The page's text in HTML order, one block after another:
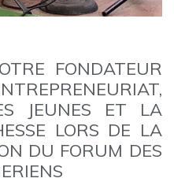
FONDATEUR
JEUNES ET LA
LORS DE LA
DU FORUM DES